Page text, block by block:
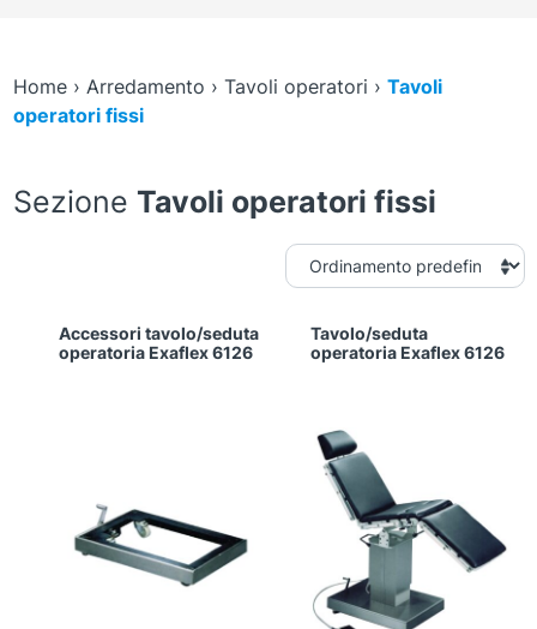
Home› Arredamento › Tavoli operatori › Tavoli
operatori fissi
Sezione Tavoli operatori fissi
Accessori tavolo/seduta
operatoria Exaflex 6126
Tavolo/seduta
operatoria Exaflex 6126